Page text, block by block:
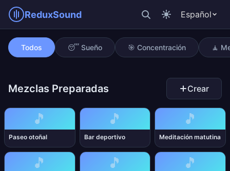
ReduxSound Español
Enmascarar oficina abierta
Todos 😴 Sueño 🎯 Concentración 🧘
Mezclas Preparadas Crear
🎵
Paseo otoñal
🎵
Bar deportivo
🎵
Meditación matutina
🎵 🎵 🎵